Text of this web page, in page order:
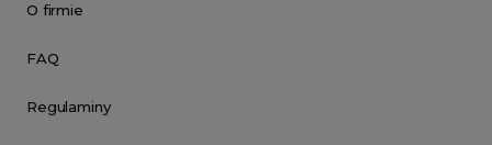
O firmie
FAQ
Regulaminy